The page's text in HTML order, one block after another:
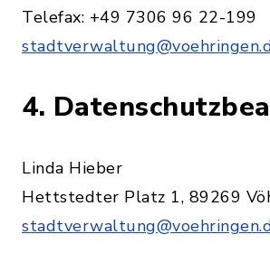
Telefax: +49 7306 96 22-199
4.
Linda Hieber
Hettstedter Platz 1, 89269